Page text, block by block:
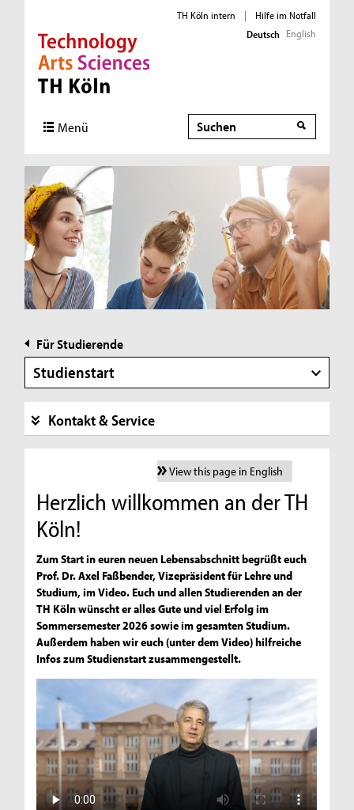
Direkt zur Hauptnavigation
Direkt zur Subnavigation
Direkt zum Inhalt
Direkt zum Fußbereich
TH Köln intern |
Hilfe im Notfall
Deutsch English
Menü Suche
Für Studierende
Studienstart
Kontakt & Service
View this page in English
Herzlich willkommen an der TH
Köln!
Zum Start in euren neuen Lebensabschnitt begrüßt euch
Prof. Dr. Axel Faßbender, Vizepräsident für Lehre und
Studium, im Video. Euch und allen Studierenden an der
TH Köln wünscht er alles Gute und viel Erfolg im
Sommersemester 2026 sowie im gesamten Studium.
Außerdem haben wir euch (unter dem Video) hilfreiche
Infos zum Studienstart zusammengestellt.